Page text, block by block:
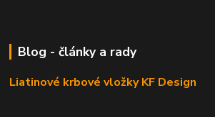
Blog - články a rady
Liatinové krbové vložky KF Design